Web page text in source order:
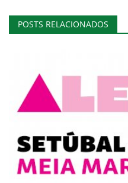
POSTS RELACIONADOS